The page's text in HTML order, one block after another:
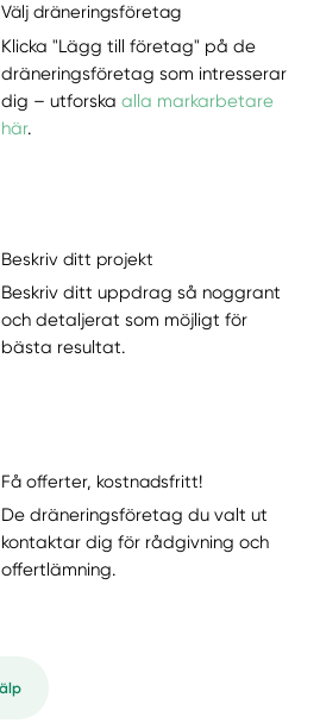
Välj dräneringsföretag
Klicka "Lägg till företag" på de
dräneringsföretag som intresserar
dig – utforskaalla markarbetare
här.
Beskriv ditt projekt
Beskriv ditt uppdrag så noggrant
och detaljerat som möjligt för
bästa resultat.
Få offerter, kostnadsfritt!
De dräneringsföretag du valt ut
kontaktar dig för rådgivning och
offertlämning.